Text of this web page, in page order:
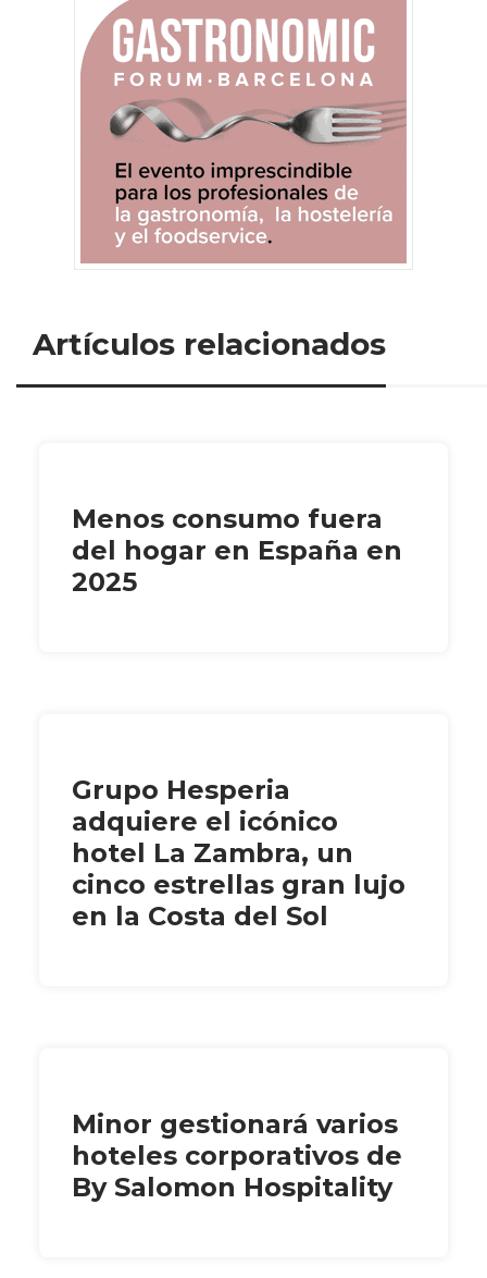
Artículos relacionados
Menos consumo fuera
del hogar en España en
2025
Grupo Hesperia
adquiere el icónico
hotel La Zambra, un
cinco estrellas gran lujo
en la Costa del Sol
Minor gestionará varios
hoteles corporativos de
By Salomon Hospitality